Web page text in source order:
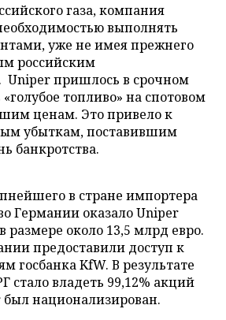
газа, компания
выполнять
уже не имея прежнего
российским
Uniper пришлось в срочном
топливо» на спотовом
ценам. Это привело к
убыткам, поставившим
банкротства.
в стране импортера
Германии оказало Uniper
около 13,5 млрд евро.
предоставили доступ к
госбанка KfW. В результате
стало владеть 99,12% акций
национализирован.